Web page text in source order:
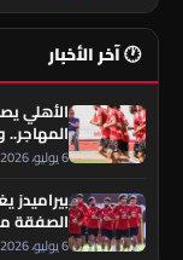
🕐 آخر الأخبار
الأهلي
6 يوليو، 2026
الصفقة
6 يوليو، 2026